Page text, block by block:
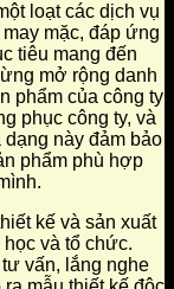
loạt các dịch vụ
mặc, đáp ứng
tiêu mang đến
mở rộng danh
phẩm của công ty
phục công ty, và
này đảm bảo
phẩm phù hợp
kế và sản xuất
và tổ chức.
vấn, lắng nghe